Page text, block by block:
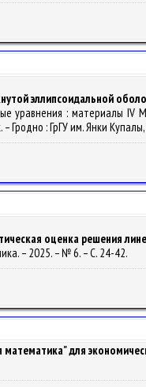
эллипсоидальной
уравнения : материалы
Гродно : ГрГУ им. Янки
оценка решения
– 2025. – № 6. – С. 24-42.
для